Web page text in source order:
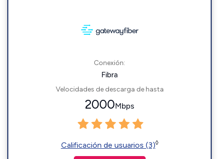
Conexión:
Fibra
Velocidades de descarga de hasta
2000Mbps
Calificación de usuarios (3)◊